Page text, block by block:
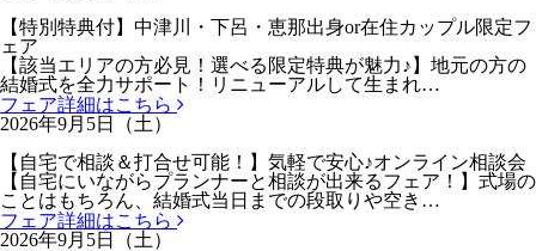
【特別特典付】中津川・下呂・恵那出身or在住カップル限定フ
ェア
【該当エリアの方必見！選べる限定特典が魅力♪】地元の方の
結婚式を全力サポート！リニューアルして生まれ…
フェア詳細はこちら
2026年9月5日（土）
【自宅で相談＆打合せ可能！】気軽で安心♪オンライン相談会
【自宅にいながらプランナーと相談が出来るフェア！】式場の
ことはもちろん、結婚式当日までの段取りや空き…
フェア詳細はこちら
2026年9月5日（土）